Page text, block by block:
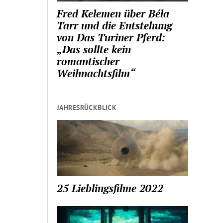
Fred Kelemen über Béla
Tarr und die Entstehung
von Das Turiner Pferd:
„Das sollte kein
romantischer
Weihnachtsfilm“
JAHRESRÜCKBLICK
25 Lieblingsfilme 2022